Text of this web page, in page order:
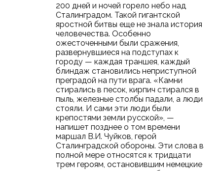
200 дней и ночей горело небо над
Сталинградом. Такой гигантской
яростной битвы еще не знала история
человечества. Особенно
ожесточенными были сражения,
развернувшиеся на подступах к
городу — каждая траншея, каждый
блиндаж становились неприступной
преградой на пути врага. «Камни
стирались в песок, кирпич стирался в
пыль, железные столбы падали, а люди
стояли. И сами эти люди были
крепостями земли русской», —
напишет позднее о том времени
маршал В.И. Чуйков, герой
Сталинградской обороны. Эти слова в
полной мере относятся к тридцати
трем героям, остановившим немецкие